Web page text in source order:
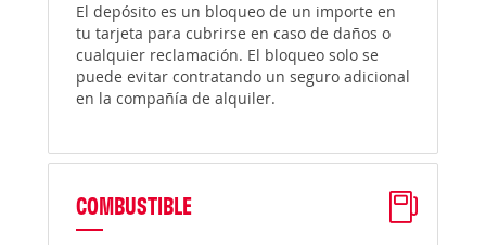
El depósito es un bloqueo de un importe en
tu tarjeta para cubrirse en caso de daños o
cualquier reclamación. El bloqueo solo se
puede evitar contratando un seguro adicional
en la compañía de alquiler.
COMBUSTIBLE